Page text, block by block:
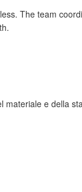
The team
materiale e della